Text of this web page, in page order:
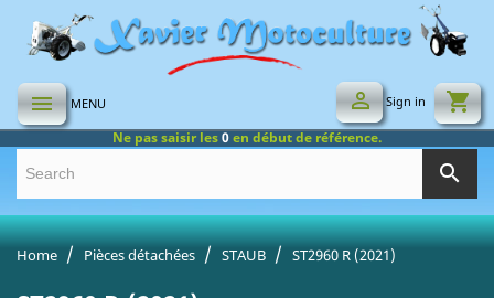
 MENU shopping_cart
 Sign in
search
Ne pas saisir les0en début de référence.
Home Pièces détachées STAUB ST2960 R (2021)